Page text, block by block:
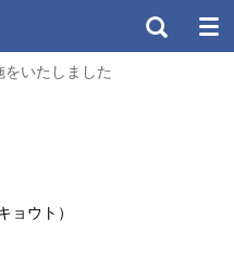
いたしました
ョウト）